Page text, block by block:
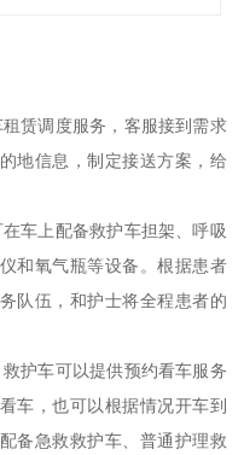
赁调度服务，客服接到需求
地信息，制定接送方案，给
车上配备救护车担架、呼吸
和氧气瓶等设备。根据患者
队伍，和护士将全程患者的
护车可以提供预约看车服务
车，也可以根据情况开车到
备急救救护车、普通护理救